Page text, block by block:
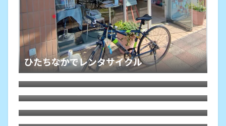
ひたちなかでレンタサイクル
クマも出る山麓道を周回するライドで
Bluetoothヘッドホン
MTBで山麓道ライド
MTB・LGS-SIXを8sのままフロントシング
ル化
GPSサイコン「BRYTON RIDER 10E」を
実走に使ってみました